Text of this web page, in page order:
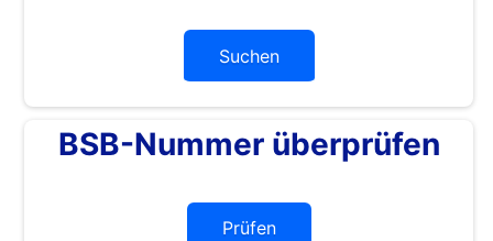
Suchen
BSB-Nummer überprüfen
Prüfen